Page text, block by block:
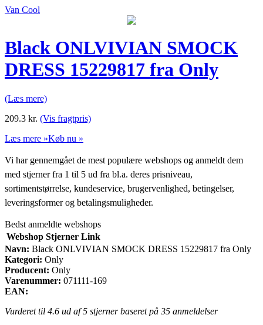
Van Cool
Black ONLVIVIAN SMOCK
DRESS 15229817 fra Only
(Læs mere)
209.3 kr. (Vis fragtpris)
Læs mere »Køb nu »
Vi har gennemgået de mest populære webshops og anmeldt dem
med stjerner fra 1 til 5 ud fra bl.a. deres prisniveau,
sortimentstørrelse, kundeservice, brugervenlighed, betingelser,
leveringsformer og betalingsmuligheder.
Bedst anmeldte webshops
Webshop Stjerner Link
Navn: Black ONLVIVIAN SMOCK DRESS 15229817 fra Only
Kategori: Only
Producent: Only
Varenummer: 071111-169
EAN:
Vurderet til 4.6 ud af 5 stjerner baseret på 35 anmeldelser